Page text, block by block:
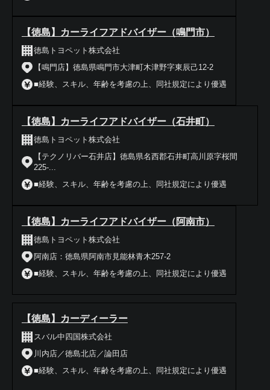
【徳島】カーライフアドバイザー（鳴門市）
徳島トヨペット株式会社
【鳴門店】徳島県鳴門市大津町木津野字東辰己12-2
■経験、スキル、年齢を考慮の上、同社規定により優遇
【徳島】カーライフアドバイザー（石井町）
徳島トヨペット株式会社
【テクノリバー石井店】徳島県名西郡石井町高川原字桜間
225-...
■経験、スキル、年齢を考慮の上、同社規定により優遇
【徳島】カーライフアドバイザー（阿南市）
徳島トヨペット株式会社
阿南店：徳島県阿南市見能林青木257-2
■経験、スキル、年齢を考慮の上、同社規定により優遇
【徳島】カーディーラー
スバル中四国株式会社
川内店／徳島北店／論田店
■経験、スキル、年齢を考慮の上、同社規定により優遇